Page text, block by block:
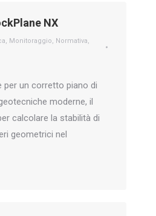
NX
, Monitoraggio, Normativa,
per un corretto piano di
moderne, il
calcolare la stabilità di
geometrici nel